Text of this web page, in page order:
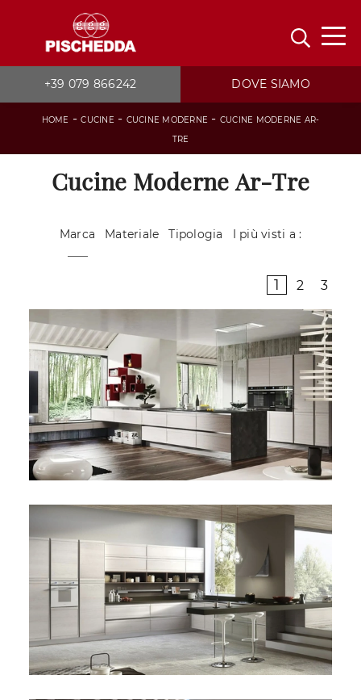
+39 079 866242 DOVE SIAMO
HOME -CUCINE - CUCINE MODERNE - CUCINE MODERNE AR-
TRE
Cucine Moderne Ar-Tre
Marca Materiale Tipologia I più visti a :
1 2 3